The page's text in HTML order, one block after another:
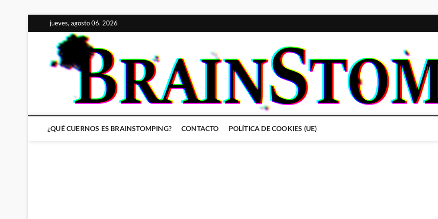
al
contenido
jueves, agosto 06, 2026
¿QUÉ CUERNOS ES BRAINSTOMPING? CONTACTO POLÍTICA DE COOKIES (UE)